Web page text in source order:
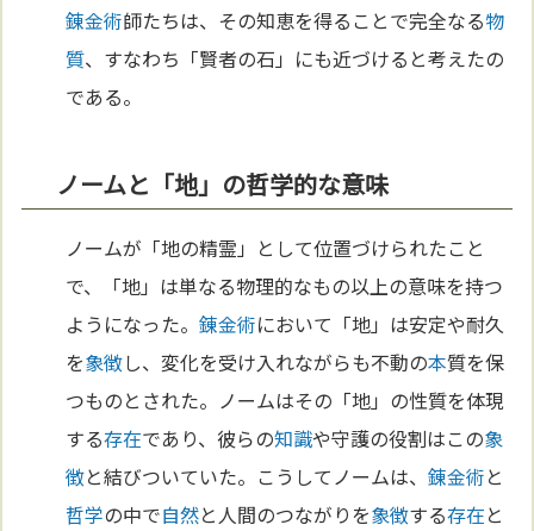
錬金術師たちは、その知恵を得ることで完全なる物
質、すなわち「賢者の石」にも近づけると考えたの
である。
ノームと「地」の哲学的な意味
ノームが「地の精霊」として位置づけられたこと
で、「地」は単なる物理的なもの以上の意味を持つ
ようになった。錬金術において「地」は安定や耐久
を象徴し、変化を受け入れながらも不動の本質を保
つものとされた。ノームはその「地」の性質を体現
する存在であり、彼らの知識や守護の役割はこの象
徴と結びついていた。こうしてノームは、錬金術と
哲学の中で自然と人間のつながりを象徴する存在と